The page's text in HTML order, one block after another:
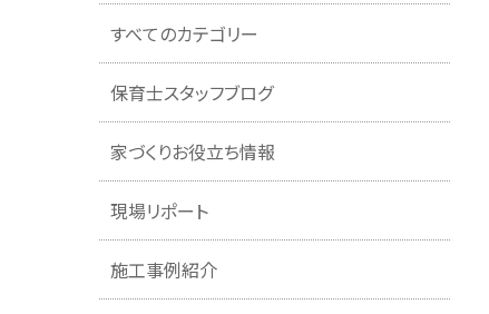
すべてのカテゴリー
保育士スタッフブログ
家づくりお役立ち情報
現場リポート
施工事例紹介